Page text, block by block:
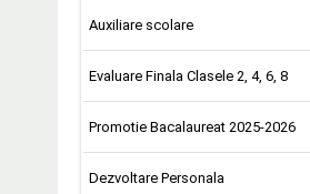
Auxiliare scolare
Evaluare Finala Clasele 2, 4, 6, 8
Promotie Bacalaureat 2025-2026
Dezvoltare Personala